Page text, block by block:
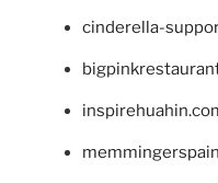
cinderella-